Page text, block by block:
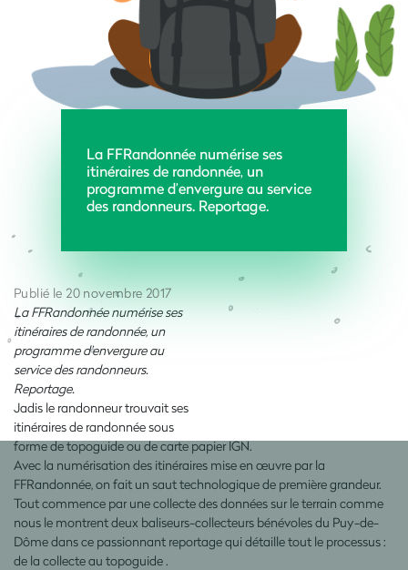
La FFRandonnée numérise ses
itinéraires de randonnée, un
programme d’envergure au service
des randonneurs. Reportage.
Publié le 20 novembre 2017
La FFRandonnée numérise ses
itinéraires de randonnée, un
programme d’envergure au
service des randonneurs.
Reportage.
Jadis le randonneur trouvait ses
itinéraires de randonnée sous
forme de topoguide ou de carte papier IGN.
Avec la numérisation des itinéraires mise en œuvre par la
FFRandonnée, on fait un saut technologique de première grandeur.
Tout commence par une collecte des données sur le terrain comme
nous le montrent deux baliseurs-collecteurs bénévoles du Puy-de-
Dôme dans ce passionnant reportage qui détaille tout le processus :
de la collecte au topoguide .